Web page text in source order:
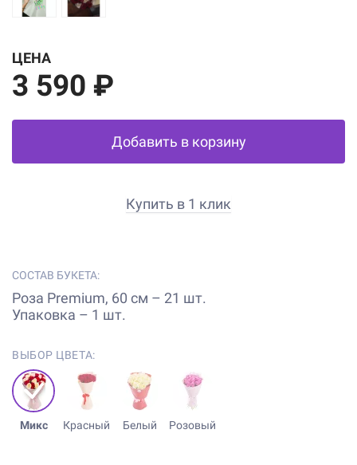
ЦЕНА
3 590 ₽
Добавить в корзину
Купить в 1 клик
СОСТАВ БУКЕТА:
Роза Premium, 60 см – 21 шт.
Упаковка – 1 шт.
ВЫБОР ЦВЕТА:
Микс Красный Белый Розовый